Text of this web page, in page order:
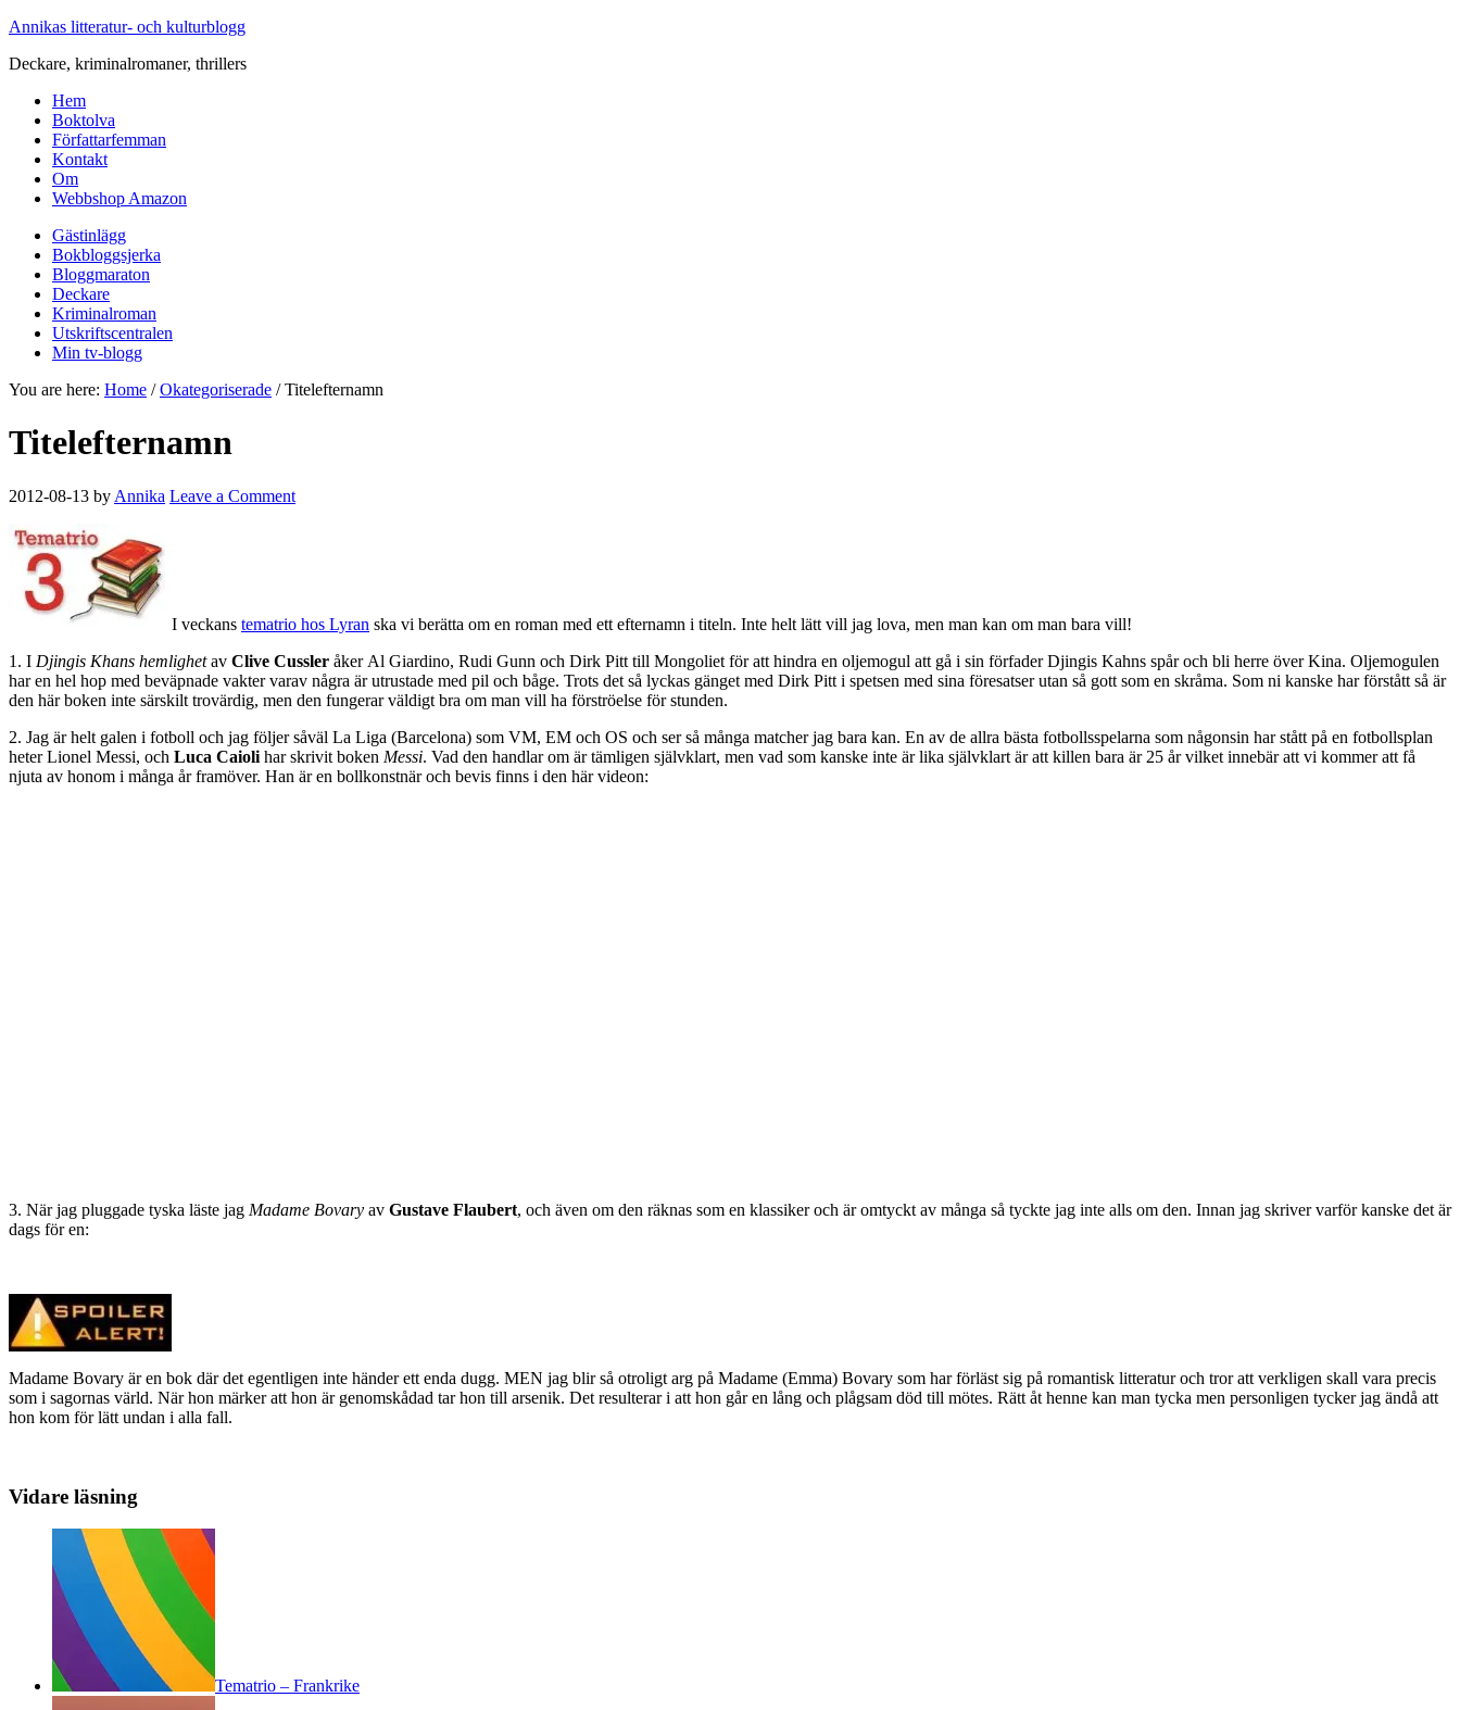
Annikas litteratur- och kulturblogg
Deckare, kriminalromaner, thrillers
Hem
Boktolva
Författarfemman
Kontakt
Om
Webbshop Amazon
Gästinlägg
Bokbloggsjerka
Bloggmaraton
Deckare
Kriminalroman
Utskriftscentralen
Min tv-blogg
You are here: Home / Okategoriserade /Titelefternamn
Titelefternamn
2012-08-13 by Annika Leave a Comment
I veckans tematrio hos Lyran ska vi berätta om en roman med ett efternamn i titeln. Inte helt lätt vill jag lova, men man kan om man bara vill!
1. I Djingis Khans hemlighetav Clive Cussler åker Al Giardino, Rudi Gunn och Dirk Pitt till Mongoliet för att hindra en oljemogul att gå i sin förfader Djingis Kahns spår och bli herre över Kina. Oljemogulen
har en hel hop med beväpnade vakter varav några är utrustade med pil och båge. Trots det så lyckas gänget med Dirk Pitt i spetsen med sina föresatser utan så gott som en skråma. Som ni kanske har förstått så är
den här boken inte särskilt trovärdig, men den fungerar väldigt bra om man vill ha förströelse för stunden.
2. Jag är helt galen i fotboll och jag följer såväl La Liga (Barcelona) som VM, EM och OS och ser så många matcher jag bara kan. En av de allra bästa fotbollsspelarna som någonsin har stått på en fotbollsplan
heter Lionel Messi, och Luca Caioli har skrivit boken Messi. Vad den handlar om är tämligen självklart, men vad som kanske inte är lika självklart är att killen bara är 25 år vilket innebär att vi kommer att få
njuta av honom i många år framöver. Han är en bollkonstnär och bevis finns i den här videon:
3. När jag pluggade tyska läste jag Madame Bovary av Gustave Flaubert, och även om den räknas som en klassiker och är omtyckt av många så tyckte jag inte alls om den. Innan jag skriver varför kanske det är
dags för en:
Madame Bovary är en bok där det egentligen inte händer ett enda dugg. MEN jag blir så otroligt arg på Madame (Emma) Bovary som har förläst sig på romantisk litteratur och tror att verkligen skall vara precis
som i sagornas värld. När hon märker att hon är genomskådad tar hon till arsenik. Det resulterar i att hon går en lång och plågsam död till mötes. Rätt åt henne kan man tycka men personligen tycker jag ändå att
hon kom för lätt undan i alla fall.
Vidare läsning
Tematrio – Frankrike